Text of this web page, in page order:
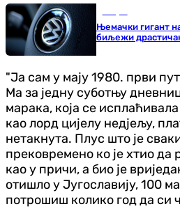
Њемачки гигант
биљежи
"Ја сам у мају 1980. први
Ма за једну суботњу
марака, која се
као лорд цијелу недјељу,
нетакнута. Плус што је
прековремено ко је хтио да
као у причи, а био је
отишло у Југославију, 100
потрошиш колико год да си